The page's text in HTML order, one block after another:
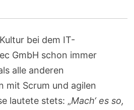
bei dem IT-
GmbH schon immer
alle anderen
mit Scrum und agilen
lautete stets: „Mach‘ es so,